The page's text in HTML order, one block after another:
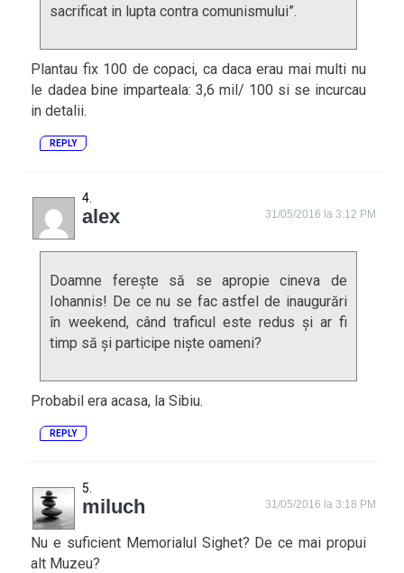
sacrificat in lupta contra comunismului”.
Plantau fix 100 de copaci, ca daca erau mai multi nu
le dadea bine imparteala: 3,6 mil/ 100 si se incurcau
in detalii.
REPLY
alex 31/05/2016 la 3:12 PM
Doamne ferește să se apropie cineva de
Iohannis! De ce nu se fac astfel de inaugurări
în weekend, când traficul este redus și ar fi
timp să și participe niște oameni?
Probabil era acasa, la Sibiu.
REPLY
miluch 31/05/2016 la 3:18 PM
Nu e suficient Memorialul Sighet? De ce mai propui
alt Muzeu?